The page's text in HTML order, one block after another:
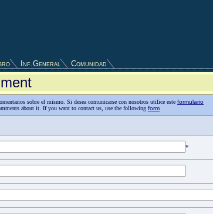
Inf.General Comunidad
sobre el mismo. Si desea comunicarse con nosotros utilice este formulario
about it. If you want to contact us, use the following form
*